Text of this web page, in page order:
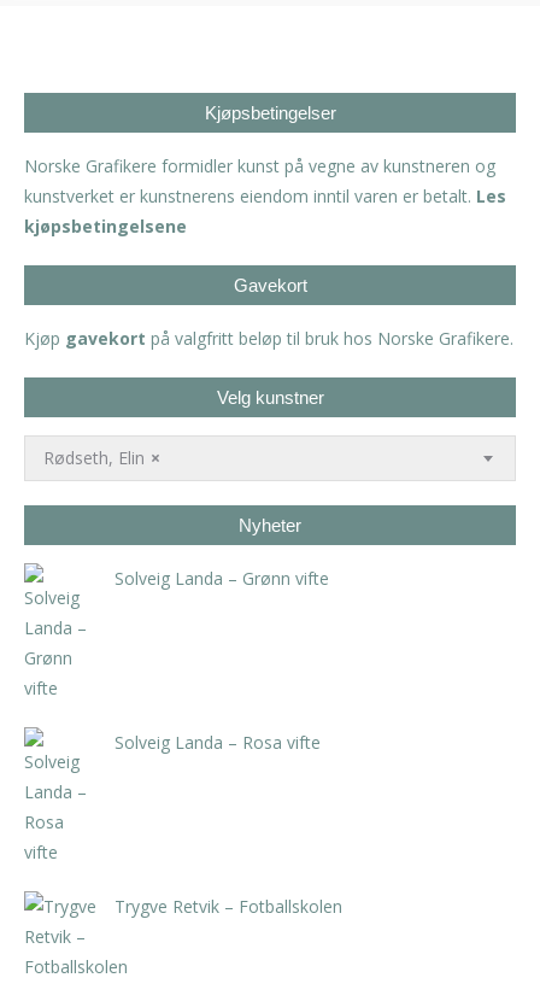
Kjøpsbetingelser
Norske Grafikere formidler kunst på vegne av kunstneren og
kunstverket er kunstnerens eiendom inntil varen er betalt. Les
kjøpsbetingelsene
Gavekort
Kjøp gavekort på valgfritt beløp til bruk hos Norske Grafikere.
Velg kunstner
×
Rødseth, Elin
Nyheter
Solveig Landa – Grønn vifte
Solveig Landa – Rosa vifte
Trygve Retvik – Fotballskolen